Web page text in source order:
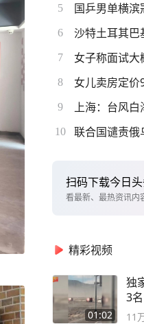
5 国乒男单横
6 沙特土耳其巴
7 女子称面试
8 女儿卖房定
9 上海：台风
10 联合国谴责俄
扫码下载今日
看最新、最热资讯内
精彩视频
01:02
独
3
11